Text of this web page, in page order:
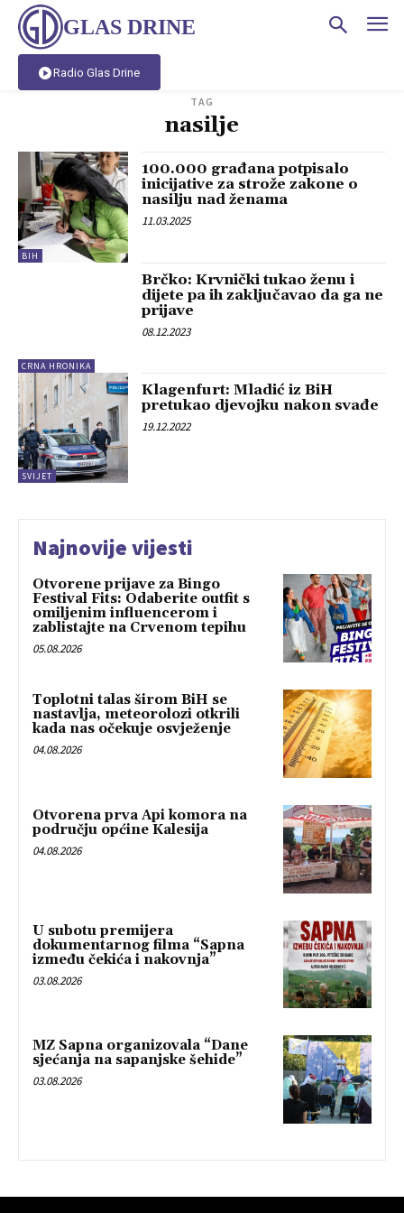
GLAS DRINE
Radio Glas Drine
TAG
nasilje
BIH
100.000 građana potpisalo
inicijative za strože zakone o
nasilju nad ženama
11.03.2025
CRNA HRONIKA
Brčko: Krvnički tukao ženu i
dijete pa ih zaključavao da ga ne
prijave
08.12.2023
SVIJET
Klagenfurt: Mladić iz BiH
pretukao djevojku nakon svađe
19.12.2022
Najnovije vijesti
Otvorene prijave za Bingo
Festival Fits: Odaberite outfit s
omiljenim influencerom i
zablistajte na Crvenom tepihu
05.08.2026
Toplotni talas širom BiH se
nastavlja, meteorolozi otkrili
kada nas očekuje osvježenje
04.08.2026
Otvorena prva Api komora na
području općine Kalesija
04.08.2026
U subotu premijera
dokumentarnog filma “Sapna
između čekića i nakovnja”
03.08.2026
MZ Sapna organizovala “Dane
sjećanja na sapanjske šehide”
03.08.2026